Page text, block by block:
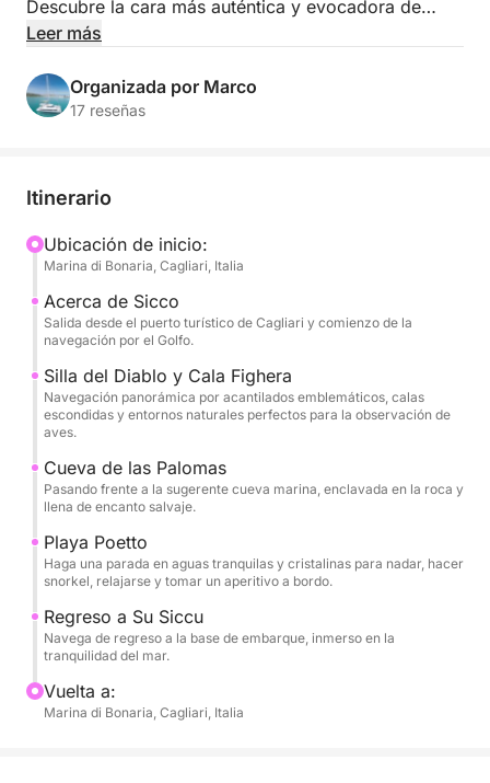
Descubre la cara más auténtica y evocadora de
Cagliari con un crucero en catamarán de medio día
para quienes buscan una experiencia en el mar
relajada pero intensa. La salida es desde el práctico
un paisaje de acantilados, aguas turquesas y un
El crucero bordea uno de los símbolos más
emblemáticos de la ciudad, la Silla del Diablo,
ofreciendo una perspectiva única de sus acantilados
y la historia que los rodea. Continuando por la
costa, el catamarán pasa por Cala Fighera y la
evocadora Grotta dei Colombi, lugares salvajes e
vírgenes, ideales para los amantes de la fotografía y
especies de aves marinas, lo que convierte la
excursión en una oportunidad única para quienes
disfrutan observando la fauna en su hábitat natural.
Si el tiempo lo permite, izaremos las velas para
disfrutar del puro placer de una navegación lenta y
silenciosa. Con un poco de suerte, podrá avistar
delfines durante el recorrido, que ocasionalmente
harán su aparición, brindando momentos
verdaderamente mágicos.
Leer más
Organizada por Marco
17 reseñas
Itinerario
Ubicación de inicio:
Marina di Bonaria, Cagliari, Italia
Acerca de Sicco
Salida desde el puerto turístico de Cagliari y comienzo de la
navegación por el Golfo.
Silla del Diablo y Cala Fighera
Navegación panorámica por acantilados emblemáticos, calas
escondidas y entornos naturales perfectos para la observación de
aves.
Cueva de las Palomas
Pasando frente a la sugerente cueva marina, enclavada en la roca y
llena de encanto salvaje.
Playa Poetto
Haga una parada en aguas tranquilas y cristalinas para nadar, hacer
snorkel, relajarse y tomar un aperitivo a bordo.
Regreso a Su Siccu
Navega de regreso a la base de embarque, inmerso en la
tranquilidad del mar.
Vuelta a:
Marina di Bonaria, Cagliari, Italia